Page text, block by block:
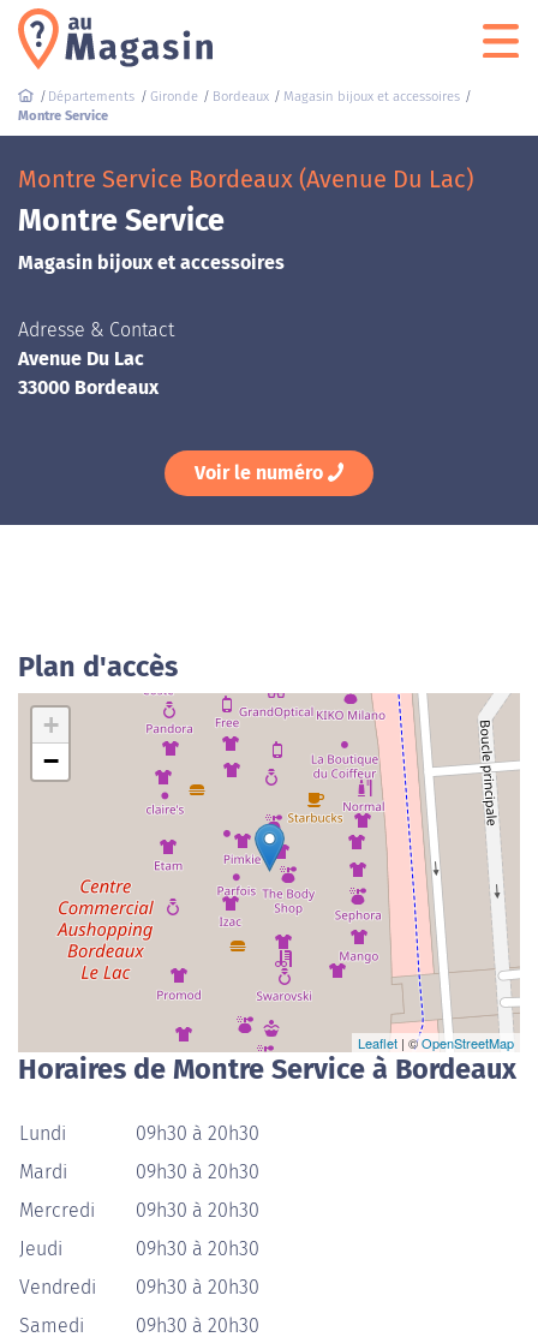
Départements Gironde Bordeaux
Magasin bijoux et accessoires
Montre Service
Montre Service Bordeaux (Avenue Du Lac)
Montre Service
Magasin bijoux et accessoires
Adresse & Contact
Avenue Du Lac
33000 Bordeaux
Voir le numéro
Plan d'accès
+
−
Leaflet | ©OpenStreetMap
Horaires de Montre Service à Bordeaux
Lundi
09h30 à 20h30
Mardi
09h30 à 20h30
Mercredi
09h30 à 20h30
Jeudi
09h30 à 20h30
Vendredi
09h30 à 20h30
Samedi
09h30 à 20h30